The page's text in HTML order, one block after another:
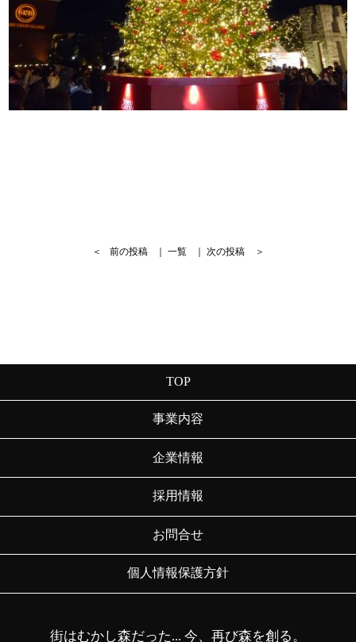
＜ 前の投稿 一覧 次の投稿 ＞
TOP
事業内容
企業情報
採用情報
お問合せ
個人情報保護方針
街はむかし森だった... 今、再び森を創る。